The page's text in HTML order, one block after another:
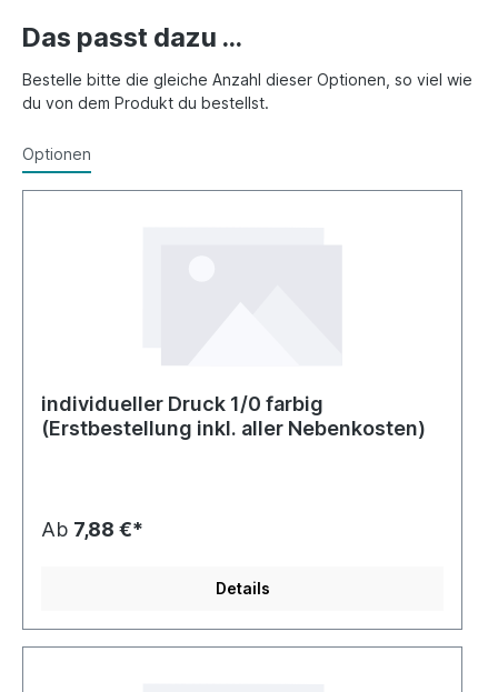
Das passt dazu ...
Bestelle bitte die gleiche Anzahl dieser Optionen, so viel wie
du von dem Produkt du bestellst.
Optionen
individueller Druck 1/0 farbig
(Erstbestellung inkl. aller Nebenkosten)
Ab 7,88 €*
Details